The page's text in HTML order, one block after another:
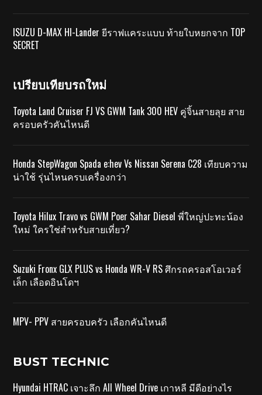
ISUZU D-MAX HI-Lander ยีราฟแคระแบบ ท้ายใบหยกจาก TOP
SECRET
เปรียบเทียบรถใหม่
Toyota Land Cruiser FJ VS GWM Tank 300 HEV คู่จิ้นสายลุย สาย
ครอบครัวคันไหนดี
Honda StepWagon Spada e:hev Vs Nissan Serena C28 เทียบความ
น่าใช้ รุ่นไหนครบเครื่องกว่า
Toyota Hilux Travo vs GWM Poer Sahar Diesel พี่ใหญ่ปะทะน้อง
ใหม่ ใครใช่สำหรับสายเที่ยว?
Suzuki Fronx GLX PLUS vs Honda WR-V RS ศึกรถครอสโอเวอร์
เล็ก เลือดอินโดฯ
MPV- PPV สายครอบครัว เลือกคันไหนดี
BUST TECHNIC
Hyundai HTRAC เจาะลึก All Wheel Drive เกาหลี มีดีอย่างไร